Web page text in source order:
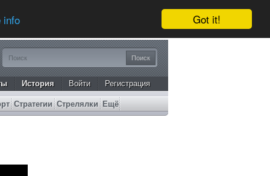
Got it!
info
История Войти Регистрация
Стратегии Стрелялки Ещё